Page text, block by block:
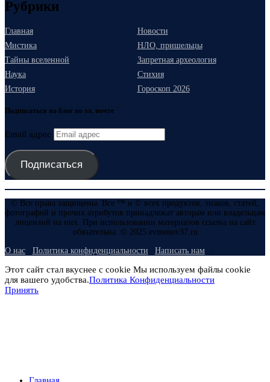
Рубрики
Главная
Новости
Мистика
НЛО, пришельцы
Тайны вселенной
Запретная археология
Наука
Стихия
История
Гороскоп 2026
Подписаться на блог по эл. почте
Email адрес
Подписаться
© Все права защищены. Все ™ и © всех продуктов, знаков, статей,
фотографий и прочих атрибутов принадлежат авторам или владельцам
лицензий на них. При использовании материалов ссылка на сайт
обязательна. © 2025 evmenov37.ru
О нас Политика конфиденциальности Написать нам
Этот сайт стал вкуснее с cookie Мы используем файлы cookie
для вашего удобства.Политика Конфиденциальности
Принять